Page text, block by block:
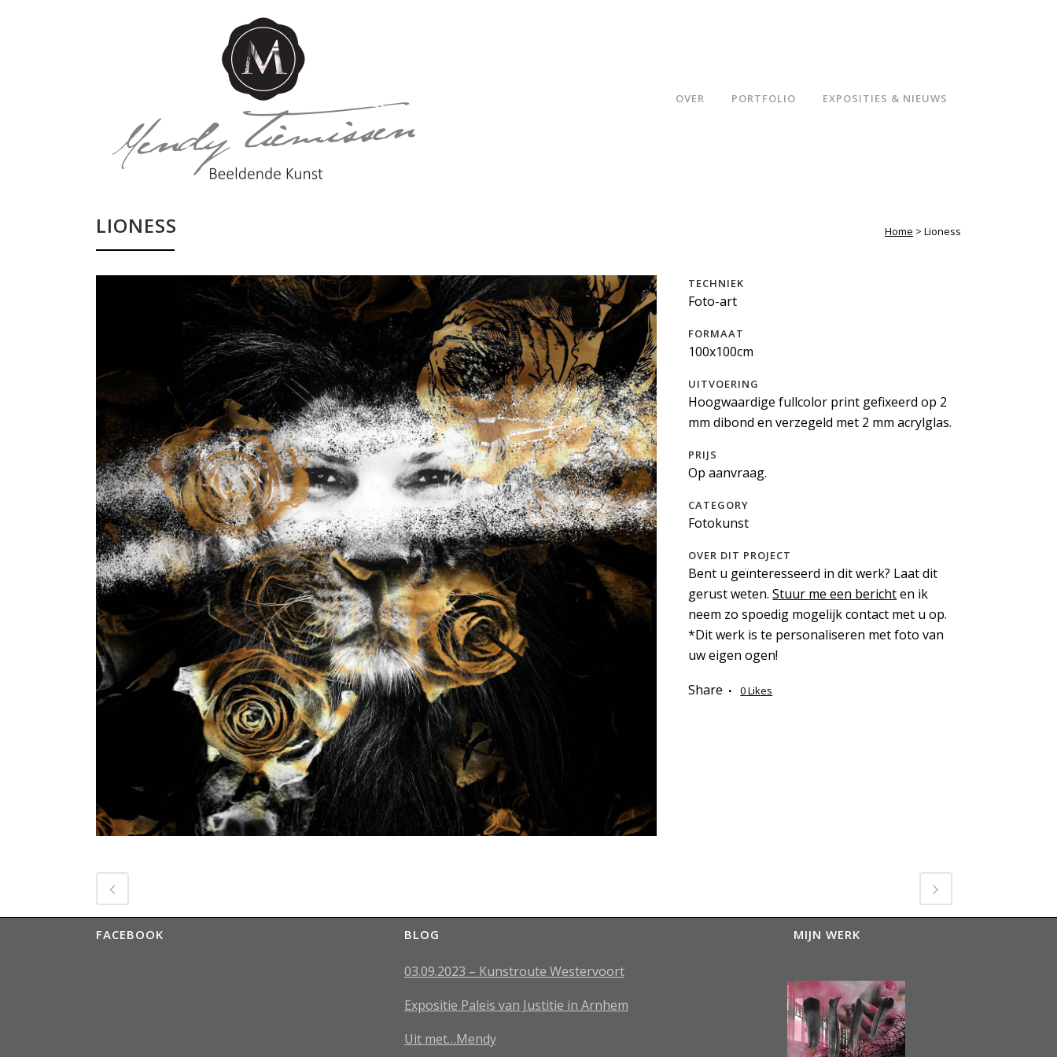
OVER PORTFOLIO EXPOSITIES & NIEUWS
LIONESS Home > Lioness
TECHNIEK
Foto-art
FORMAAT
100x100cm
UITVOERING
Hoogwaardige fullcolor print gefixeerd op 2
mm dibond en verzegeld met 2 mm acrylglas.
PRIJS
Op aanvraag.
CATEGORY
Fotokunst
OVER DIT PROJECT
Bent u geïnteresseerd in dit werk? Laat dit
gerust weten.Stuur me een berichten ik
neem zo spoedig mogelijk contact met u op.
*Dit werk is te personaliseren met foto van
uw eigen ogen!
Share
0Likes
FACEBOOK BLOG
03.09.2023 – Kunstroute Westervoort
Expositie Paleis van Justitie in Arnhem
Uit met…Mendy
MIJN WERK